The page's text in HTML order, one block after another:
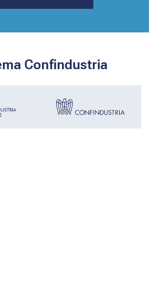
Confindustria